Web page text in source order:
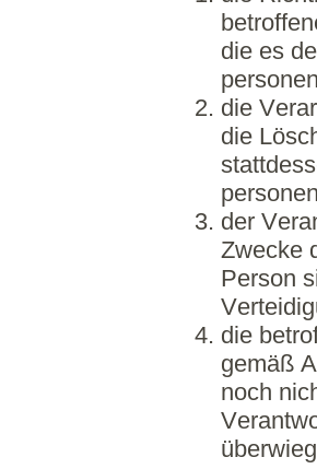
die es
die
die
der
Zwecke
Person
die
gemäß
noch